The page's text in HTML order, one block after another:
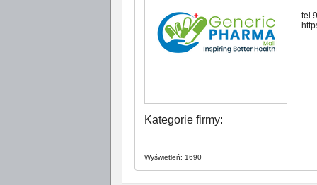
tel
Kategorie firmy:
Wyświetleń: 1690